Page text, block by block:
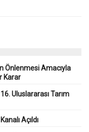
Önlenmesi Amacıyla
Karar
Uluslararası Tarım
Açıldı